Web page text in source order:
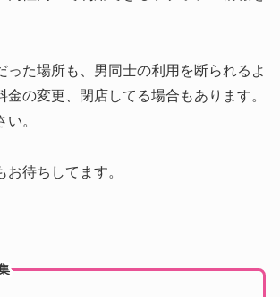
た場所も、男同士の利用を断られるよ
金の変更、閉店してる場合もあります。
。
待ちしてます。